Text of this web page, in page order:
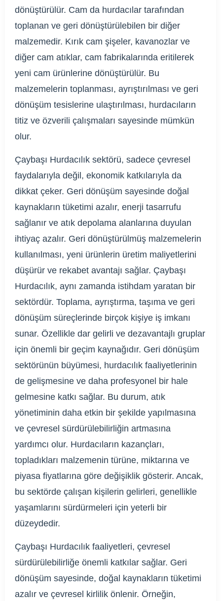
dönüştürülür. Cam da hurdacılar tarafından
toplanan ve geri dönüştürülebilen bir diğer
malzemedir. Kırık cam şişeler, kavanozlar ve
diğer cam atıklar, cam fabrikalarında eritilerek
yeni cam ürünlerine dönüştürülür. Bu
malzemelerin toplanması, ayrıştırılması ve geri
dönüşüm tesislerine ulaştırılması, hurdacıların
titiz ve özverili çalışmaları sayesinde mümkün
olur.
Çaybaşı Hurdacılık sektörü, sadece çevresel
faydalarıyla değil, ekonomik katkılarıyla da
dikkat çeker. Geri dönüşüm sayesinde doğal
kaynakların tüketimi azalır, enerji tasarrufu
sağlanır ve atık depolama alanlarına duyulan
ihtiyaç azalır. Geri dönüştürülmüş malzemelerin
kullanılması, yeni ürünlerin üretim maliyetlerini
düşürür ve rekabet avantajı sağlar. Çaybaşı
Hurdacılık, aynı zamanda istihdam yaratan bir
sektördür. Toplama, ayrıştırma, taşıma ve geri
dönüşüm süreçlerinde birçok kişiye iş imkanı
sunar. Özellikle dar gelirli ve dezavantajlı gruplar
için önemli bir geçim kaynağıdır. Geri dönüşüm
sektörünün büyümesi, hurdacılık faaliyetlerinin
de gelişmesine ve daha profesyonel bir hale
gelmesine katkı sağlar. Bu durum, atık
yönetiminin daha etkin bir şekilde yapılmasına
ve çevresel sürdürülebilirliğin artmasına
yardımcı olur. Hurdacıların kazançları,
topladıkları malzemenin türüne, miktarına ve
piyasa fiyatlarına göre değişiklik gösterir. Ancak,
bu sektörde çalışan kişilerin gelirleri, genellikle
yaşamlarını sürdürmeleri için yeterli bir
düzeydedir.
Çaybaşı Hurdacılık faaliyetleri, çevresel
sürdürülebilirliğe önemli katkılar sağlar. Geri
dönüşüm sayesinde, doğal kaynakların tüketimi
azalır ve çevresel kirlilik önlenir. Örneğin,